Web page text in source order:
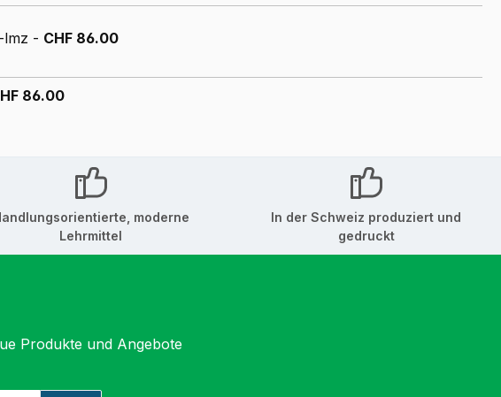
lmz - CHF 86.00
86.00
moderne
Lehrmittel
In der Schweiz produziert und
gedruckt
Produkte und Angebote